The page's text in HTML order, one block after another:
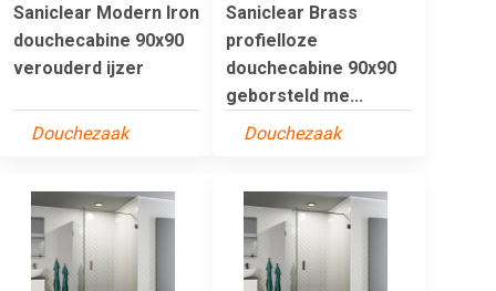
Saniclear Modern Iron
douchecabine 90x90
verouderd ijzer
Douchezaak
Saniclear Brass
profielloze
douchecabine 90x90
geborsteld me...
Douchezaak